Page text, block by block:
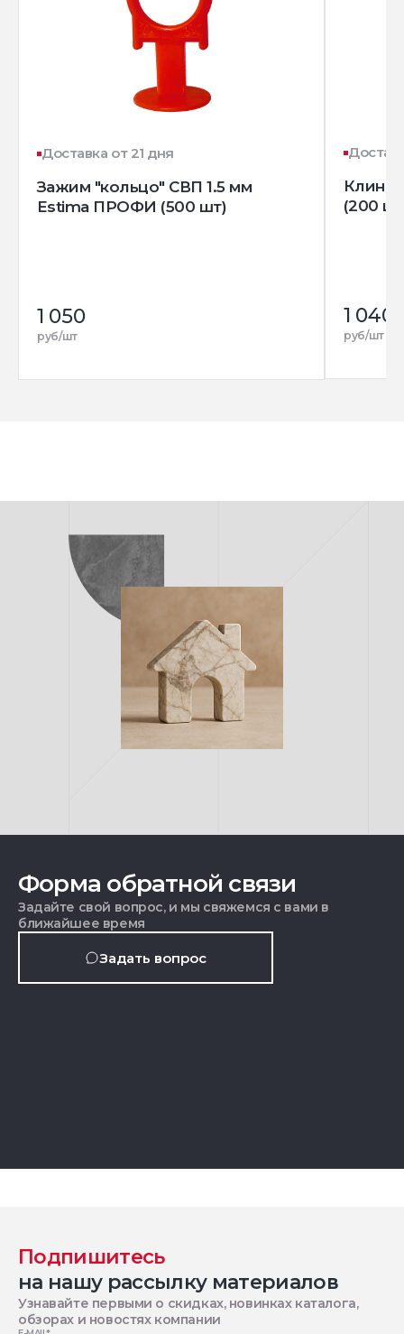
Доставка от 21 дня
Зажим "кольцо" СВП 1.5 мм
Estima ПРОФИ (500 шт)
1 050
руб/шт
Клин
(200
1 040
руб/шт
Форма обратной связи
Задайте свой вопрос, и мы свяжемся с вами в
ближайшее время
Задать вопрос
Подпишитесь
на нашу рассылку материалов
Узнавайте первыми о скидках, новинках каталога,
обзорах и новостях компании